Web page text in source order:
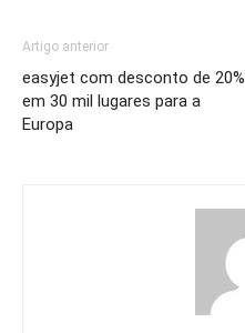
Artigo anterior
easyjet com desconto de 20%
em 30 mil lugares para a
Europa